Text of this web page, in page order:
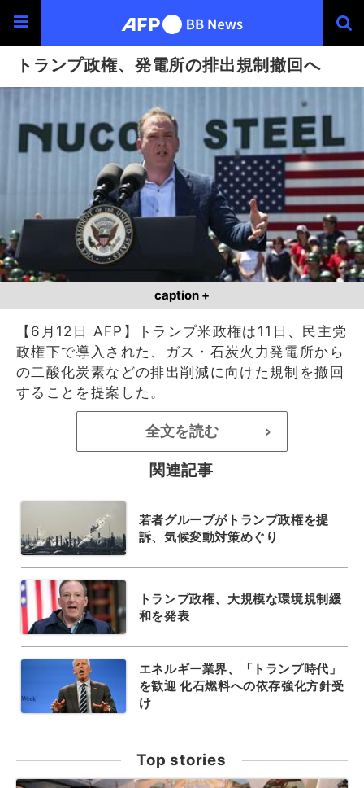
トランプ政権、発電所の排出規制撤回へ
caption +
【6月12日 AFP】トランプ米政権は11日、民主党
政権下で導入された、ガス・石炭火力発電所から
の二酸化炭素などの排出削減に向けた規制を撤回
することを提案した。
全文を読む >
関連記事
若者グループがトランプ政権を提
訴、気候変動対策めぐり
トランプ政権、大規模な環境規制緩
和を発表
エネルギー業界、「トランプ時代」
を歓迎 化石燃料への依存強化方針受
け
Top stories